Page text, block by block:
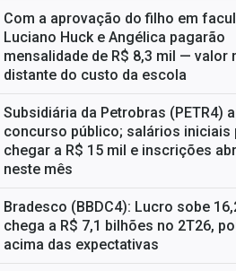
Com a aprovação do filho em
Luciano Huck e Angélica pagarão
mensalidade de R$ 8,3 mil — valor
distante do custo da escola
Subsidiária da Petrobras (PETR4)
concurso público; salários iniciais
chegar a R$ 15 mil e inscrições
neste mês
Bradesco (BBDC4): Lucro sobe
chega a R$ 7,1 bilhões no 2T26,
acima das expectativas